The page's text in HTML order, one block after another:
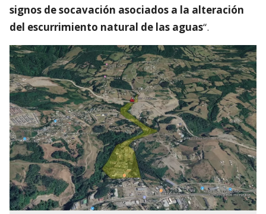
signos de socavación asociados a la alteración
del escurrimiento natural de las aguas“.